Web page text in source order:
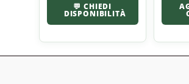
💬 CHIEDI
DISPONIBILITÀ